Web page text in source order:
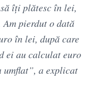
îți plătesc în lei,
pierdut o dată
în lei, după care
ei au calculat euro
a explicat